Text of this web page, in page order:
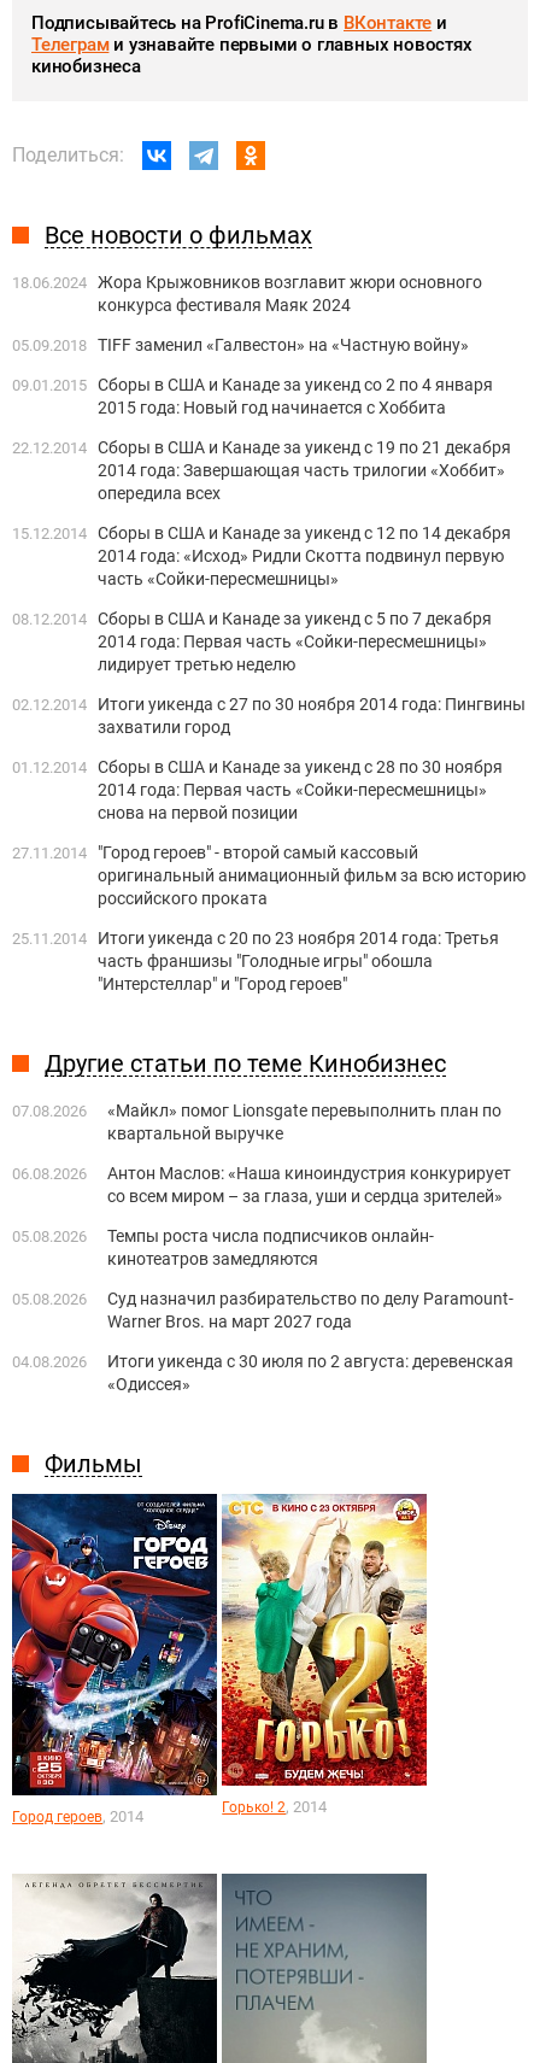
Подписывайтесь на ProfiCinema.ru в ВКонтакте и
Телеграми узнавайте первыми о главных новостях
кинобизнеса
Поделиться:
Фильмы
Город героев, 2014 Горько! 2, 2014
Все новости о фильмах
18.06.2024 Жора Крыжовников возглавит жюри основного
конкурса фестиваля Маяк 2024
05.09.2018 TIFF заменил «Галвестон» на «Частную войну»
09.01.2015 Сборы в США и Канаде за уикенд со 2 по 4 января
2015 года: Новый год начинается с Хоббита
22.12.2014 Сборы в США и Канаде за уикенд с 19 по 21 декабря
2014 года: Завершающая часть трилогии «Хоббит»
опередила всех
15.12.2014 Сборы в США и Канаде за уикенд с 12 по 14 декабря
2014 года: «Исход» Ридли Скотта подвинул первую
часть «Сойки-пересмешницы»
08.12.2014 Сборы в США и Канаде за уикенд с 5 по 7 декабря
2014 года: Первая часть «Сойки-пересмешницы»
лидирует третью неделю
02.12.2014
Итоги уикенда c 27 по 30 ноября 2014 года: Пингвины
захватили город
01.12.2014 Сборы в США и Канаде за уикенд с 28 по 30 ноября
2014 года: Первая часть «Сойки-пересмешницы»
снова на первой позиции
27.11.2014
"Город героев" - второй самый кассовый
оригинальный анимационный фильм за всю историю
российского проката
25.11.2014
Итоги уикенда c 20 по 23 ноября 2014 года: Третья
часть франшизы "Голодные игры" обошла
"Интерстеллар" и "Город героев"
Другие статьи по теме Кинобизнес
07.08.2026
«Майкл» помог Lionsgate перевыполнить план по
квартальной выручке
06.08.2026
Антон Маслов: «Наша киноиндустрия конкурирует
со всем миром – за глаза, уши и сердца зрителей»
05.08.2026
Темпы роста числа подписчиков онлайн-
кинотеатров замедляются
05.08.2026
Суд назначил разбирательство по делу Paramount-
Warner Bros. на март 2027 года
04.08.2026
Итоги уикенда с 30 июля по 2 августа: деревенская
«Одиссея»